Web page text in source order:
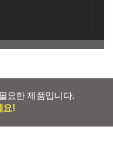
요한 제품입니다.
요!